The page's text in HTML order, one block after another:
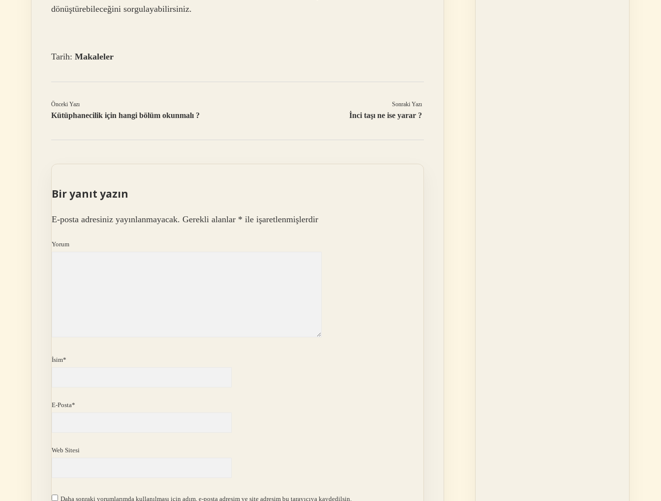
dönüştürebileceğini sorgulayabilirsiniz.
Tarih: Makaleler
Önceki Yazı
Kütüphanecilik için hangi bölüm okunmalı ?
Sonraki Yazı
İnci taşı ne ise yarar ?
Bir yanıt yazın
E-posta adresiniz yayınlanmayacak. Gerekli alanlar * ile işaretlenmişlerdir
Yorum
İsim*
E-Posta*
Web Sitesi
Daha sonraki yorumlarımda kullanılması için adım, e-posta adresim ve site adresim bu tarayıcıya kaydedilsin.